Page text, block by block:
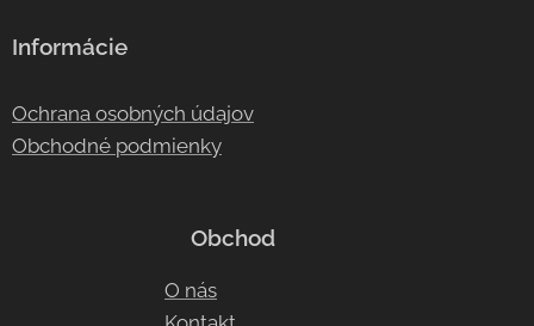
Informácie
Ochrana osobných údajov
Obchodné podmienky
Obchod
O nás